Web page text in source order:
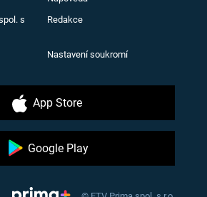
s
Redakce
Nastavení soukromí
App Store
Google Play